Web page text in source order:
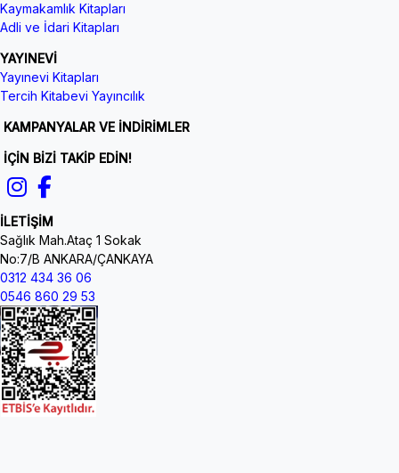
Kaymakamlık Kitapları
Adli ve İdari Kitapları
YAYINEVİ
Yayınevi Kitapları
Tercih Kitabevi Yayıncılık
KAMPANYALAR VE İNDİRİMLER
İÇİN BİZİ TAKİP EDİN!
İLETİŞİM
Sağlık Mah.Ataç 1 Sokak
No:7/B ANKARA/ÇANKAYA
0312 434 36 06
0546 860 29 53